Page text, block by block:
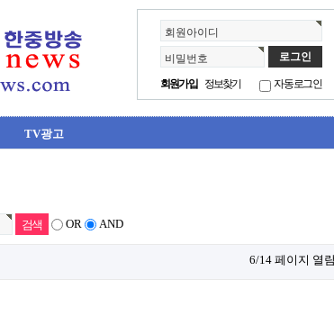
회원아이디
비밀번호
회원가입
정보찾기 자동로그인
TV광고
OR AND
6/14 페이지 열